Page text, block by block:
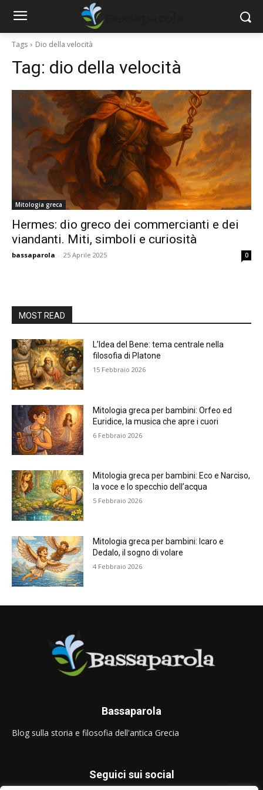
Tags Dio della velocità
Tag: dio della velocità
Mitologia greca
Hermes: dio greco dei commercianti e dei
viandanti. Miti, simboli e curiosità
bassaparola - 25 Aprile 2025 0
MOST READ
L’Idea del Bene: tema centrale nella
filosofia di Platone
15 Febbraio 2026
Mitologia greca per bambini: Orfeo ed
Euridice, la musica che apre i cuori
6 Febbraio 2026
Mitologia greca per bambini: Eco e Narciso,
la voce e lo specchio dell’acqua
5 Febbraio 2026
Mitologia greca per bambini: Icaro e
Dedalo, il sogno di volare
4 Febbraio 2026
Bassaparola
Blog sulla storia e filosofia dell'antica Grecia
Seguici sui social